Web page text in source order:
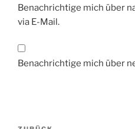
Benachrichtige mich über
via E-Mail.
Benachrichtige mich über